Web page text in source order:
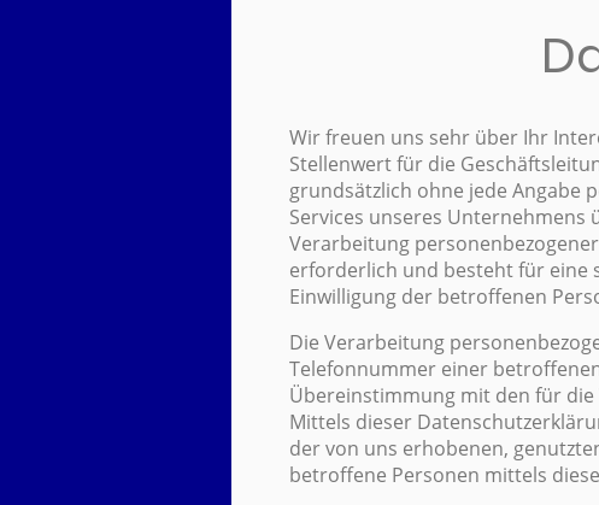
Wir freuen uns sehr über Ihr
Stellenwert für die
grundsätzlich ohne jede Angabe
Services unseres
Verarbeitung
erforderlich und besteht für eine
Einwilligung der betroffenen
Die Verarbeitung
Telefonnummer einer
Übereinstimmung mit den für die
Mittels dieser
der von uns erhobenen,
betroffene Personen mittels